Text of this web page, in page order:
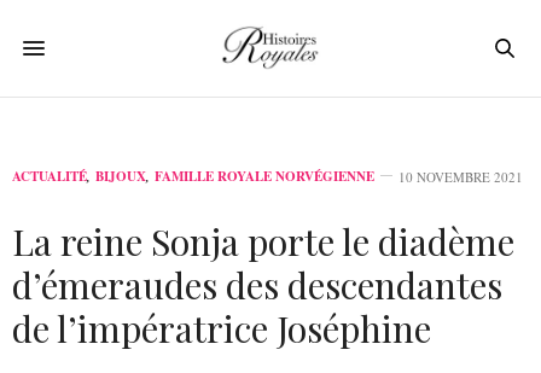
ACTUALITÉ, BIJOUX, FAMILLE ROYALE NORVÉGIENNE 10 NOVEMBRE 2021
La reine Sonja porte le diadème
d’émeraudes des descendantes
de l’impératrice Joséphine